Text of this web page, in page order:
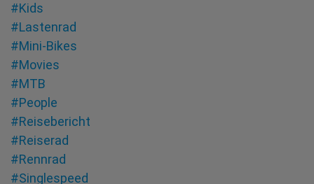
#Kids
#Lastenrad
#Mini-Bikes
#Movies
#MTB
#People
#Reisebericht
#Reiserad
#Rennrad
#Singlespeed